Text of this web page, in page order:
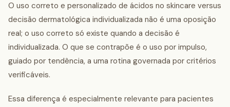
O uso correto e personalizado de ácidos no skincare versus
decisão dermatológica individualizada não é uma oposição
real; o uso correto só existe quando a decisão é
individualizada. O que se contrapõe é o uso por impulso,
guiado por tendência, a uma rotina governada por critérios
verificáveis.
Essa diferença é especialmente relevante para pacientes